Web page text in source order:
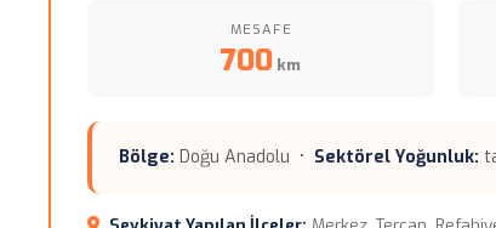
MESAFE
700 km
Bölge: Doğu Anadolu • Sektörel Yoğunluk: